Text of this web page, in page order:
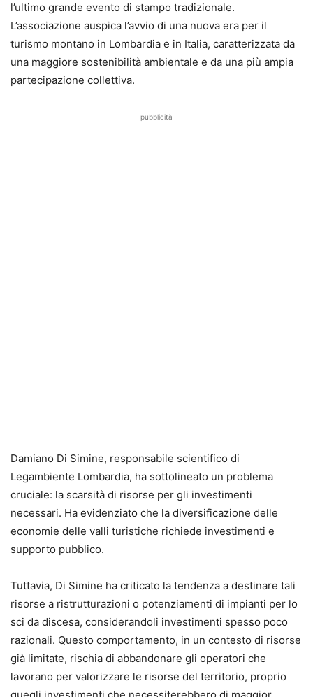
l’ultimo grande evento di stampo tradizionale.
L’associazione auspica l’avvio di una nuova era per il
turismo montano in Lombardia e in Italia, caratterizzata da
una maggiore sostenibilità ambientale e da una più ampia
partecipazione collettiva.
pubblicità
Damiano Di Simine, responsabile scientifico di
Legambiente Lombardia, ha sottolineato un problema
cruciale: la scarsità di risorse per gli investimenti
necessari. Ha evidenziato che la diversificazione delle
economie delle valli turistiche richiede investimenti e
supporto pubblico.
Tuttavia, Di Simine ha criticato la tendenza a destinare tali
risorse a ristrutturazioni o potenziamenti di impianti per lo
sci da discesa, considerandoli investimenti spesso poco
razionali. Questo comportamento, in un contesto di risorse
già limitate, rischia di abbandonare gli operatori che
lavorano per valorizzare le risorse del territorio, proprio